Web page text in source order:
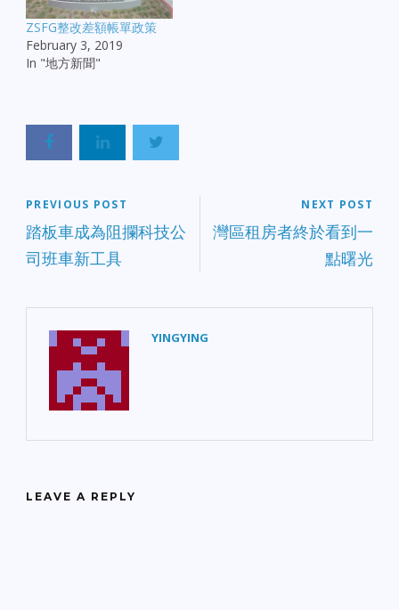
ZSFG整改差額帳單政策
February 3, 2019
In "地方新聞"
PREVIOUS POST
踏板車成為阻攔科技公
司班車新工具
NEXT POST
灣區租房者終於看到一
點曙光
YINGYING
LEAVE A REPLY